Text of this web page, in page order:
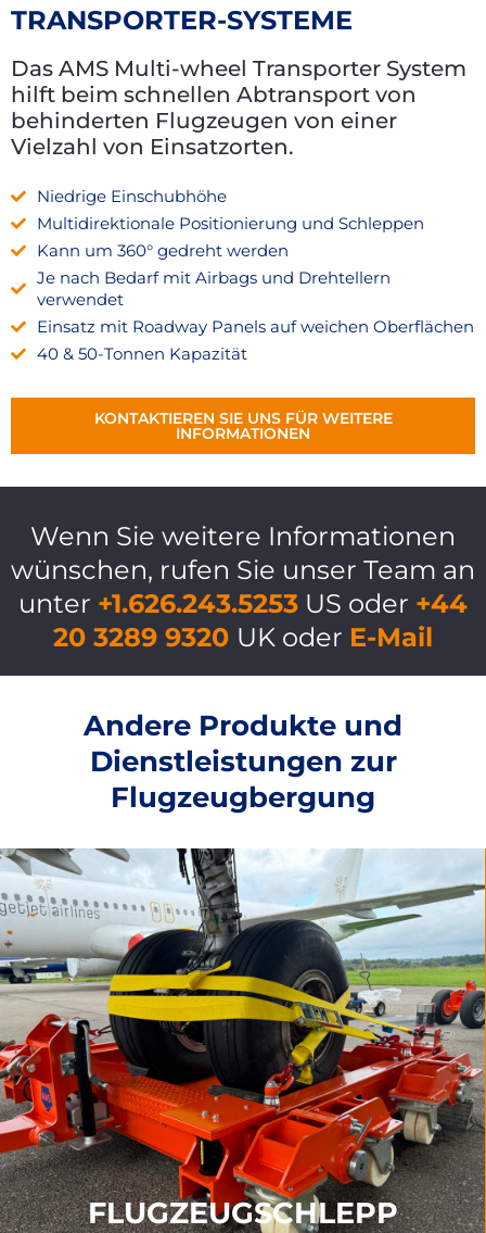
TRANSPORTER-SYSTEME
Das AMS Multi-wheel Transporter System
hilft beim schnellen Abtransport von
behinderten Flugzeugen von einer
Vielzahl von Einsatzorten.
Niedrige Einschubhöhe
Multidirektionale Positionierung und Schleppen
Kann um 360° gedreht werden
Je nach Bedarf mit Airbags und Drehtellern
verwendet
Einsatz mit Roadway Panels auf weichen Oberflächen
40 & 50-Tonnen Kapazität
KONTAKTIEREN SIE UNS FÜR WEITERE
INFORMATIONEN
Wenn Sie weitere Informationen
wünschen, rufen Sie unser Team an
unter +1.626.243.5253 US oder +44
20 3289 9320 UK oder E-Mail
Andere Produkte und
Dienstleistungen zur
Flugzeugbergung
FLUGZEUGSCHLEPP
FLUGZEUGSCHLEPP
Unsere Abschleppprodukte umfassen unsere
Abschleppwagen, Entrümpelungssätze, verstärkte
BodenblecheundKits für die sofortige Reaktion
WEITERE INFORMATIONEN